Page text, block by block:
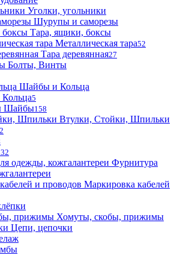
Уголки, угольники
Шурупы и саморезы
Тара, ящики, боксы
Металлическая тара52
Тара деревянная27
Болты, Винты
Шайбы и Кольца
Кольца5
Шайбы158
Втулки, Стойки, Шпильки
32
Фурнитура
Маркировка кабелей
Хомуты, скобы, прижимы
Цепи, цепочки